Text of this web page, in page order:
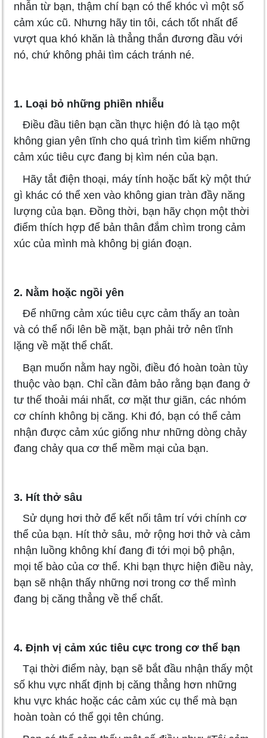
nhẫn từ bạn, thậm chí bạn có thể khóc vì một số
cảm xúc cũ. Nhưng hãy tin tôi, cách tốt nhất để
vượt qua khó khăn là thẳng thắn đương đầu với
nó, chứ không phải tìm cách tránh né.
1. Loại bỏ những phiền nhiễu
Điều đầu tiên bạn cần thực hiện đó là tạo một
không gian yên tĩnh cho quá trình tìm kiếm những
cảm xúc tiêu cực đang bị kìm nén của bạn.
Hãy tắt điện thoại, máy tính hoặc bất kỳ một thứ
gì khác có thể xen vào không gian tràn đầy năng
lượng của bạn. Đồng thời, bạn hãy chọn một thời
điểm thích hợp để bản thân đắm chìm trong cảm
xúc của mình mà không bị gián đoạn.
2. Nằm hoặc ngồi yên
Để những cảm xúc tiêu cực cảm thấy an toàn
và có thể nổi lên bề mặt, bạn phải trở nên tĩnh
lặng về mặt thể chất.
Bạn muốn nằm hay ngồi, điều đó hoàn toàn tùy
thuộc vào bạn. Chỉ cần đảm bảo rằng bạn đang ở
tư thế thoải mái nhất, cơ mặt thư giãn, các nhóm
cơ chính không bị căng. Khi đó, bạn có thể cảm
nhận được cảm xúc giống như những dòng chảy
đang chảy qua cơ thể mềm mại của bạn.
3. Hít thở sâu
Sử dụng hơi thở để kết nối tâm trí với chính cơ
thể của bạn. Hít thở sâu, mở rộng hơi thở và cảm
nhận luồng không khí đang đi tới mọi bộ phận,
mọi tế bào của cơ thể. Khi bạn thực hiện điều này,
bạn sẽ nhận thấy những nơi trong cơ thể mình
đang bị căng thẳng về thể chất.
4. Định vị cảm xúc tiêu cực trong cơ thể bạn
Tại thời điểm này, bạn sẽ bắt đầu nhận thấy một
số khu vực nhất định bị căng thẳng hơn những
khu vực khác hoặc các cảm xúc cụ thể mà bạn
hoàn toàn có thể gọi tên chúng.